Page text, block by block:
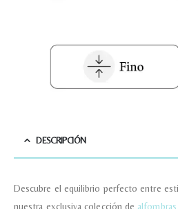
DESCRIPCIÓN
Descubre el equilibrio perfecto entre
nuestra exclusiva colección de